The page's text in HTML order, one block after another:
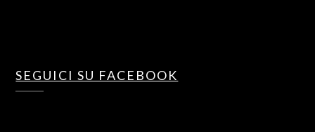
SEGUICI SU FACEBOOK